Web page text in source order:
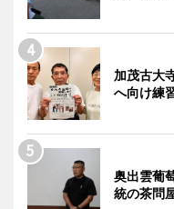
加茂古大
へ向け練
奥出雲葡
統の茶問